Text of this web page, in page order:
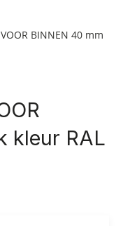
BINNEN 40 mm
kleur RAL